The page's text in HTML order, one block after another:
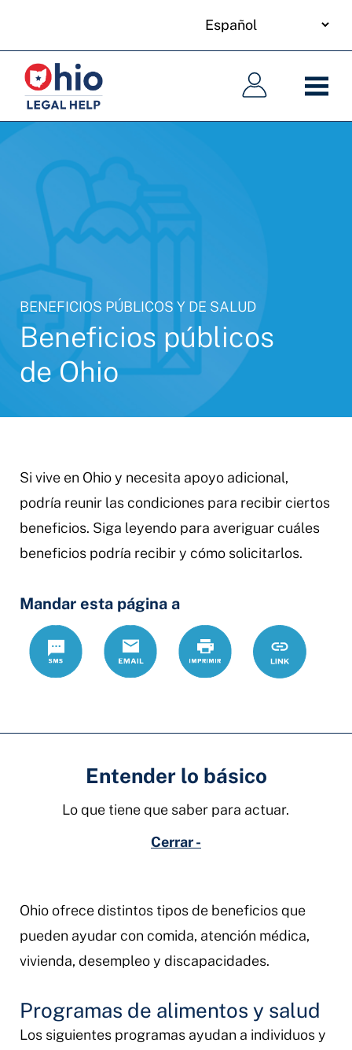
main
content
language
Navegación
principal
Navegación
principal
BENEFICIOS PÚBLICOS Y DE SALUD
Beneficios públicos
de Ohio
Si vive en Ohio y necesita apoyo adicional,
podría reunir las condiciones para recibir ciertos
beneficios. Siga leyendo para averiguar cuáles
beneficios podría recibir y cómo solicitarlos.
Mandar esta página a
Text
Correo
electrónico
Print https://
Link
Entender lo básico
Lo que tiene que saber para actuar.
Cerrar -
Ohio ofrece distintos tipos de beneficios que
pueden ayudar con comida, atención médica,
vivienda, desempleo y discapacidades.
Programas de alimentos y salud
Los siguientes programas ayudan a individuos y